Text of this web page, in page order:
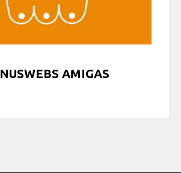
AMIGAS